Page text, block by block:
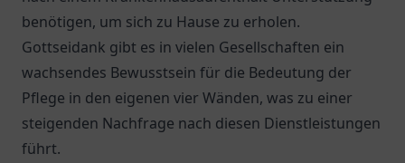
benötigen, um sich zu Hause zu erholen.
Gottseidank gibt es in vielen Gesellschaften ein
wachsendes Bewusstsein für die Bedeutung der
Pflege in den eigenen vier Wänden, was zu einer
steigenden Nachfrage nach diesen Dienstleistungen
führt.